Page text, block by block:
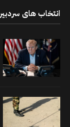
انتخاب های سردبیر